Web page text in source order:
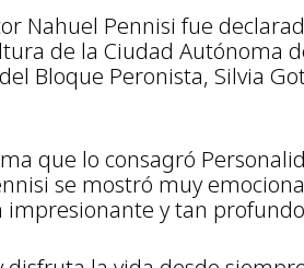
Nahuel Pennisi fue
de la Ciudad Autónoma
Bloque Peronista, Silvia
que lo consagró
se mostró muy
y tan